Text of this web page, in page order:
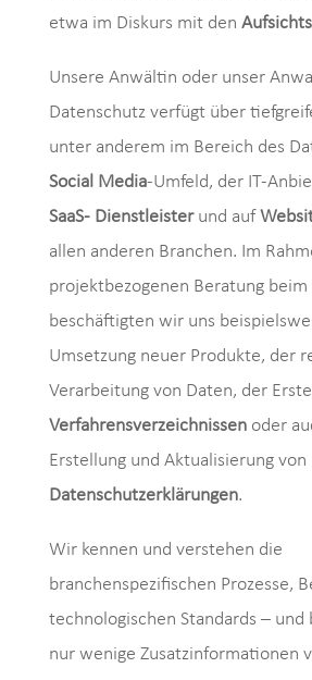
etwa im Diskurs mit den
Unsere Anwältin oder unser
Datenschutz verfügt über
unter anderem im Bereich des
Social Media-Umfeld, der IT-
SaaS- Dienstleisterund auf
allen anderen Branchen. Im
projektbezogenen Beratung
beschäftigten wir uns
Umsetzung neuer Produkte, der
Verarbeitung von Daten, der
Verfahrensverzeichnissenoder
Erstellung und Aktualisierung von
Datenschutzerklärungen.
Wir kennen und verstehen die
branchenspezifischen Prozesse,
technologischen Standards –
nur wenige Zusatzinformationen